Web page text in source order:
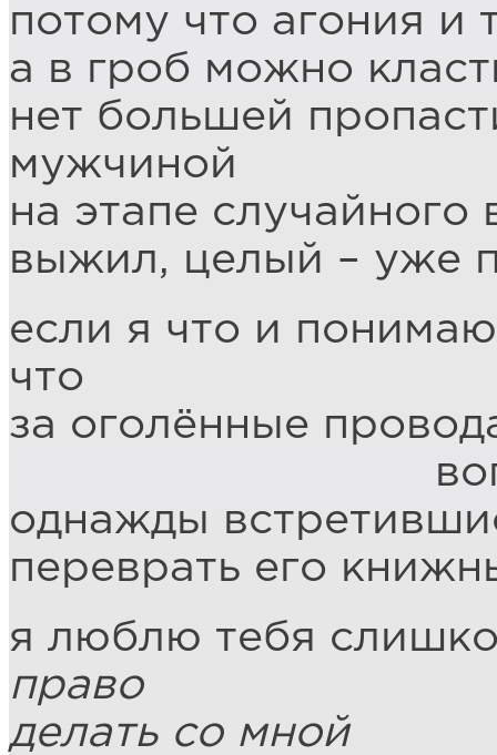
потому что агония и
а в гроб можно
нет большей
мужчиной
на этапе случайного
выжил, целый – уже
если я что и
что
за оголённые
вопить от
однажды
переврать его
я люблю тебя
право
делать со мной